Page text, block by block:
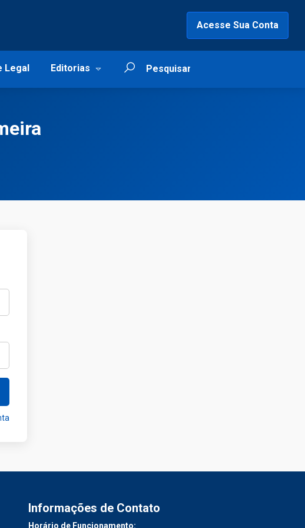
Acesse Sua Conta
Legal Editorias
Informações de Contato
Horário de Funcionamento: